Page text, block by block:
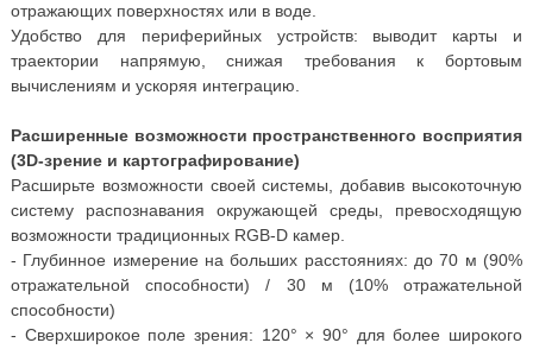
отражающих поверхностях или в воде.
Удобство для периферийных устройств: выводит карты и
траектории напрямую, снижая требования к бортовым
вычислениям и ускоряя интеграцию.
Расширенные возможности пространственного восприятия
(3D-зрение и картографирование)
Расширьте возможности своей системы, добавив высокоточную
систему распознавания окружающей среды, превосходящую
возможности традиционных RGB-D камер.
- Глубинное измерение на больших расстояниях: до 70 м (90%
отражательной способности) / 30 м (10% отражательной
способности)
- Сверхширокое поле зрения: 120° × 90° для более широкого